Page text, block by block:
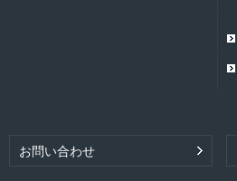
お問い合わせ